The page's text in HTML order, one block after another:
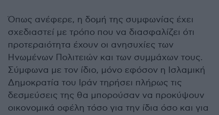
Όπως ανέφερε, η δομή της συμφωνίας έχει
σχεδιαστεί με τρόπο που να διασφαλίζει ότι
προτεραιότητα έχουν οι ανησυχίες των
Ηνωμένων Πολιτειών και των συμμάχων τους.
Σύμφωνα με τον ίδιο, μόνο εφόσον η Ισλαμική
Δημοκρατία του Ιράν τηρήσει πλήρως τις
δεσμεύσεις της θα μπορούσαν να προκύψουν
οικονομικά οφέλη τόσο για την ίδια όσο και για